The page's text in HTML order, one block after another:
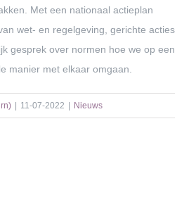
Met een nationaal actieplan
wet- en regelgeving, gerichte acties
gesprek over normen hoe we op een
manier met elkaar omgaan.
11-07-2022 Nieuws